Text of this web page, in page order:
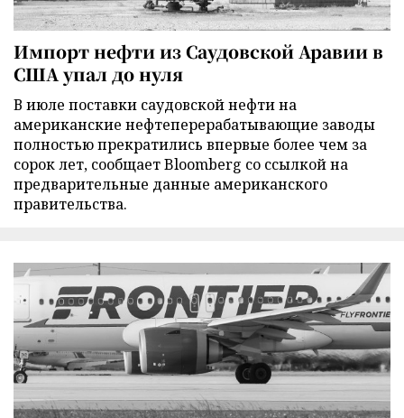
Импорт нефти из Саудовской Аравии в
США упал до нуля
В июле поставки саудовской нефти на
американские нефтеперерабатывающие заводы
полностью прекратились впервые более чем за
сорок лет, сообщает Bloomberg со ссылкой на
предварительные данные американского
правительства.